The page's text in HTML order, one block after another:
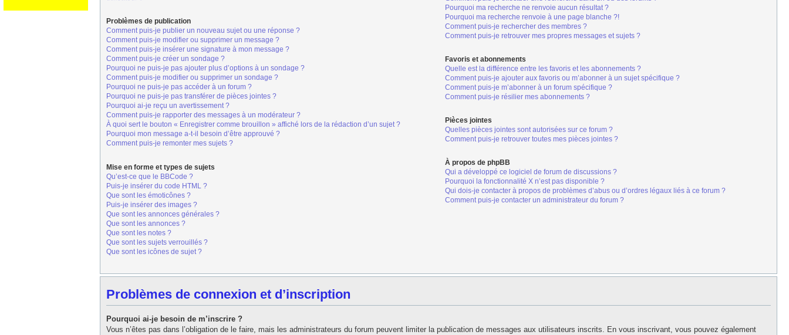
Problèmes de publication
Comment puis-je publier un nouveau sujet ou une réponse ?
Comment puis-je modifier ou supprimer un message ?
Comment puis-je insérer une signature à mon message ?
Comment puis-je créer un sondage ?
Pourquoi ne puis-je pas ajouter plus d’options à un sondage ?
Comment puis-je modifier ou supprimer un sondage ?
Pourquoi ne puis-je pas accéder à un forum ?
Pourquoi ne puis-je pas transférer de pièces jointes ?
Pourquoi ai-je reçu un avertissement ?
Comment puis-je rapporter des messages à un modérateur ?
À quoi sert le bouton « Enregistrer comme brouillon » affiché lors de la rédaction d’un sujet ?
Pourquoi mon message a-t-il besoin d’être approuvé ?
Comment puis-je remonter mes sujets ?
Mise en forme et types de sujets
Qu’est-ce que le BBCode ?
Puis-je insérer du code HTML ?
Que sont les émoticônes ?
Puis-je insérer des images ?
Que sont les annonces générales ?
Que sont les annonces ?
Que sont les notes ?
Que sont les sujets verrouillés ?
Que sont les icônes de sujet ?
Pourquoi ma recherche ne renvoie aucun résultat ?
Pourquoi ma recherche renvoie à une page blanche ?!
Comment puis-je rechercher des membres ?
Comment puis-je retrouver mes propres messages et sujets ?
Favoris et abonnements
Quelle est la différence entre les favoris et les abonnements ?
Comment puis-je ajouter aux favoris ou m’abonner à un sujet spécifique ?
Comment puis-je m’abonner à un forum spécifique ?
Comment puis-je résilier mes abonnements ?
Pièces jointes
Quelles pièces jointes sont autorisées sur ce forum ?
Comment puis-je retrouver toutes mes pièces jointes ?
À propos de phpBB
Qui a développé ce logiciel de forum de discussions ?
Pourquoi la fonctionnalité X n’est pas disponible ?
Qui dois-je contacter à propos de problèmes d’abus ou d’ordres légaux liés à ce forum ?
Comment puis-je contacter un administrateur du forum ?
Problèmes de connexion et d’inscription
Pourquoi ai-je besoin de m’inscrire ?
Vous n’êtes pas dans l’obligation de le faire, mais les administrateurs du forum peuvent limiter la publication de messages aux utilisateurs inscrits. En vous inscrivant, vous pouvez également